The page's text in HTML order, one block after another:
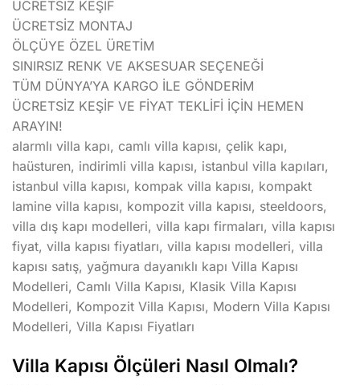
ÜCRETSİZ KEŞİF
ÜCRETSİZ MONTAJ
ÖLÇÜYE ÖZEL ÜRETİM
SINIRSIZ RENK VE AKSESUAR SEÇENEĞİ
TÜM DÜNYA’YA KARGO İLE GÖNDERİM
ÜCRETSİZ KEŞİF VE FİYAT TEKLİFİ İÇİN HEMEN
ARAYIN!
alarmlı villa kapı, camlı villa kapısı, çelik kapı,
haüsturen, indirimli villa kapısı, istanbul villa kapıları,
istanbul villa kapısı, kompak villa kapısı, kompakt
lamine villa kapısı, kompozit villa kapısı, steeldoors,
villa dış kapı modelleri, villa kapı firmaları, villa kapısı
fiyat, villa kapısı fiyatları, villa kapısı modelleri, villa
kapısı satış, yağmura dayanıklı kapı Villa Kapısı
Modelleri, Camlı Villa Kapısı, Klasik Villa Kapısı
Modelleri, Kompozit Villa Kapısı, Modern Villa Kapısı
Modelleri, Villa Kapısı Fiyatları
Villa Kapısı Ölçüleri Nasıl Olmalı?